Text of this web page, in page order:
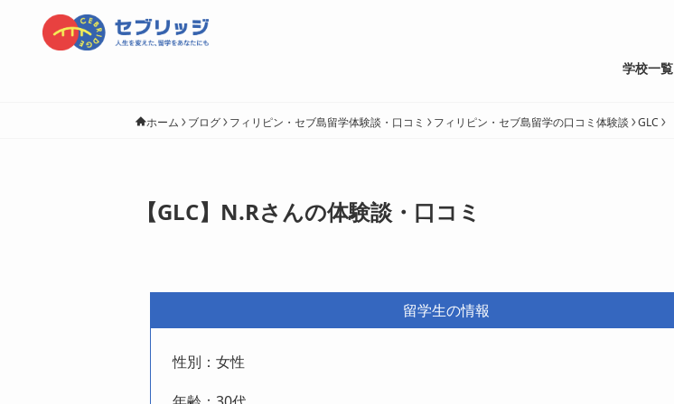
学校一覧
ホーム ブログ フィリピン・セブ島留学体験談・口コミ フィリピン・セブ島留学の口コミ体験談 GLC
【GLC】N.Rさんの体験談・口コミ
留学生の情報
性別：女性